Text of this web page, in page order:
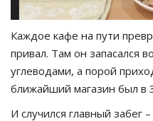
Каждое кафе на пути
привал. Там он запасался
углеводами, а порой
ближайший магазин был в
И случился главный забег